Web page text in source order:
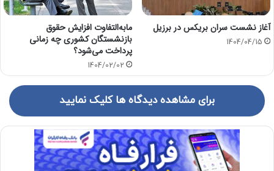
آغاز نشست سران بریکس در برزیل
1404/04/15
مابه‌التفاوت افزایش حقوق
بازنشستگان کشوری چه زمانی
پرداخت می‌شود؟
1404/02/02
برای مشاهده دیدگاه ها کلیک نمایید